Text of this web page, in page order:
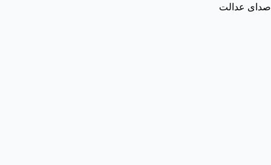
صدای عدالت